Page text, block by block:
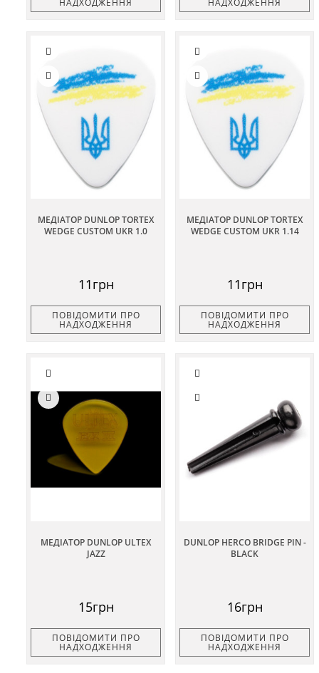
МЕДІАТОР DUNLOP TORTEX
WEDGE CUSTOM UKR 1.0
11грн
ПОВІДОМИТИ ПРО
НАДХОДЖЕННЯ
МЕДІАТОР DUNLOP TORTEX
WEDGE CUSTOM UKR 1.14
11грн
ПОВІДОМИТИ ПРО
НАДХОДЖЕННЯ
МЕДІАТОР DUNLOP ULTEX
JAZZ
15грн
ПОВІДОМИТИ ПРО
НАДХОДЖЕННЯ
DUNLOP HERCO BRIDGE PIN -
BLACK
16грн
ПОВІДОМИТИ ПРО
НАДХОДЖЕННЯ